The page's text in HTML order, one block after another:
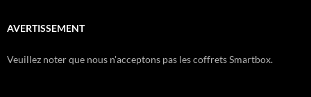
AVERTISSEMENT
Veuillez noter que nous n'acceptons pas les coffrets Smartbox.